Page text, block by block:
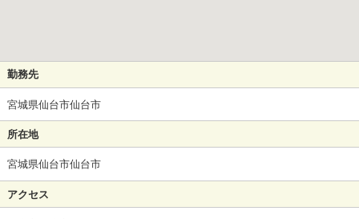
勤務先
宮城県仙台市仙台市
所在地
宮城県仙台市仙台市
アクセス